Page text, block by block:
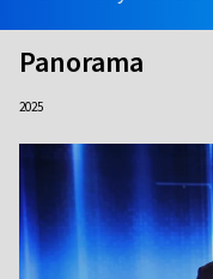
Panorama
2025